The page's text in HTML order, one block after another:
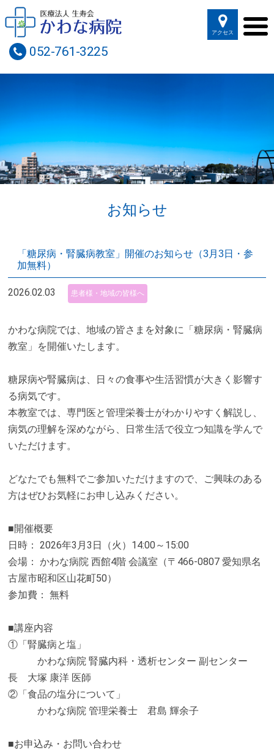
052-761-3225
アクセス
お知らせ
「糖尿病・腎臓病教室」開催のお知らせ（3月3日・参
加無料）
2026.02.03 患者様・地域の皆様へ
かわな病院では、地域の皆さまを対象に「糖尿病・腎臓病
教室」を開催いたします。
糖尿病や腎臓病は、日々の食事や生活習慣が大きく影響す
る病気です。
本教室では、専門医と管理栄養士がわかりやすく解説し、
病気の理解を深めながら、日常生活で役立つ知識を学んで
いただけます。
どなたでも無料でご参加いただけますので、ご興味のある
方はぜひお気軽にお申し込みください。
■開催概要
日時： 2026年3月3日（火）14:00～15:00
会場： かわな病院 西館4階 会議室（〒466-0807 愛知県名
古屋市昭和区山花町50）
参加費： 無料
■講座内容
①「腎臓病と塩」
かわな病院 腎臓内科・透析センター 副センター
長 大塚 康洋 医師
②「食品の塩分について」
かわな病院 管理栄養士 君島 輝余子
■お申込み・お問い合わせ